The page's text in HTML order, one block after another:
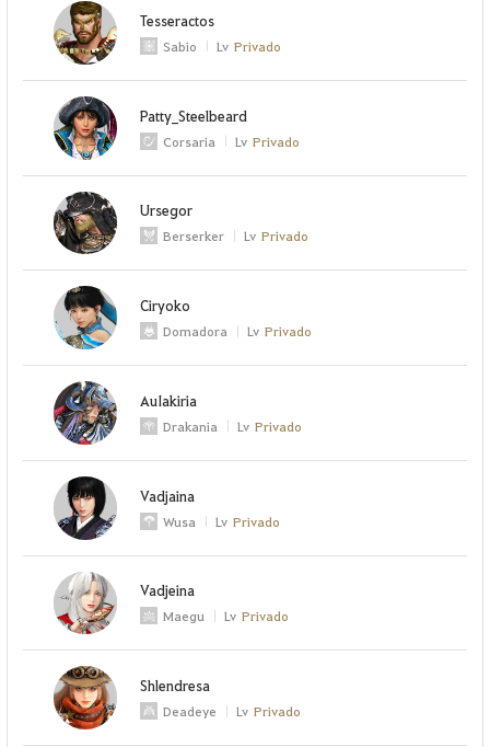
Tesseractos
Sabio Lv Privado
Patty_Steelbeard
Corsaria Lv Privado
Ursegor
Berserker Lv Privado
Ciryoko
Domadora Lv Privado
AuIakiria
Drakania Lv Privado
Vadjaina
Wusa Lv Privado
Vadjeina
Maegu Lv Privado
Shlendresa
Deadeye Lv Privado